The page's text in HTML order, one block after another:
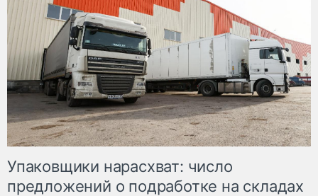
Упаковщики нарасхват: число
предложений о подработке на складах